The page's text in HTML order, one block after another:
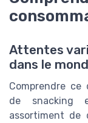
Attentes
dans le
Comprendre ce
de snacking
assortiment de